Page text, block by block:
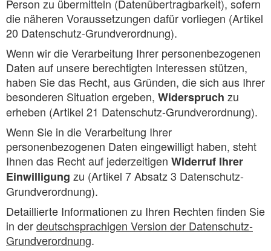
Person zu übermitteln (Datenübertragbarkeit), sofern
die näheren Voraussetzungen dafür vorliegen (Artikel
20 Datenschutz-Grundverordnung).
Wenn wir die Verarbeitung Ihrer personenbezogenen
Daten auf unsere berechtigten Interessen stützen,
haben Sie das Recht, aus Gründen, die sich aus Ihrer
besonderen Situation ergeben, Widerspruch zu
erheben (Artikel 21 Datenschutz-Grundverordnung).
Wenn Sie in die Verarbeitung Ihrer
personenbezogenen Daten eingewilligt haben, steht
Ihnen das Recht auf jederzeitigen Widerruf Ihrer
Einwilligung zu (Artikel 7 Absatz 3 Datenschutz-
Grundverordnung).
Detaillierte Informationen zu Ihren Rechten finden Sie
in derdeutschsprachigen Version der Datenschutz-
Grundverordnung.